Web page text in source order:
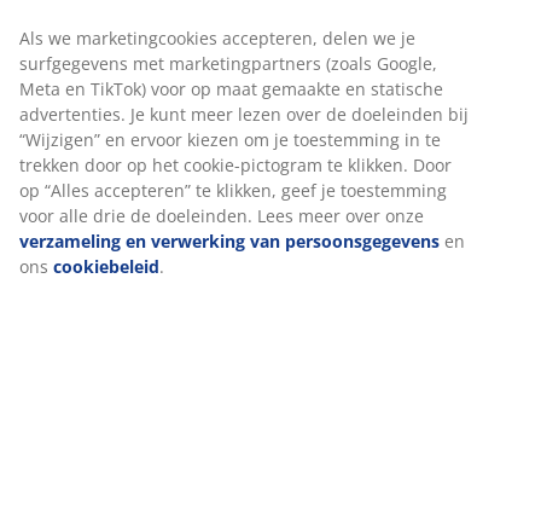
Als we marketingcookies accepteren, delen we je
surfgegevens met marketingpartners (zoals Google,
Meta en TikTok) voor op maat gemaakte en statische
advertenties. Je kunt meer lezen over de doeleinden bij
“Wijzigen” en ervoor kiezen om je toestemming in te
trekken door op het cookie-pictogram te klikken. Door
op “Alles accepteren” te klikken, geef je toestemming
voor alle drie de doeleinden. Lees meer over onze
verzameling en verwerking van persoonsgegevens en
ons cookiebeleid.